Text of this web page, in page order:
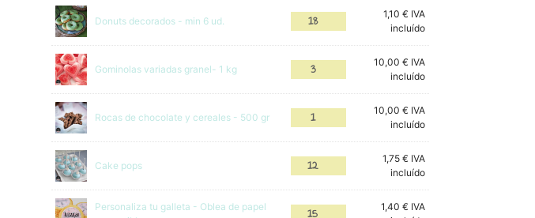
Donuts decorados - min 6 ud.
1,10€ IVA
incluído
Gominolas variadas granel- 1 kg
10,00€ IVA
incluído
Rocas de chocolate y cereales - 500 gr
10,00€ IVA
incluído
Cake pops
1,75€ IVA
incluído
Personaliza tu galleta - Oblea de papel
1,40€ IVA